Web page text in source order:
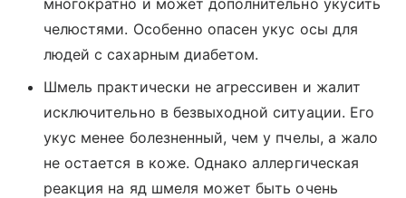
челюстями. Особенно опасен укус осы для
людей с сахарным диабетом.
Шмель практически не агрессивен и жалит
исключительно в безвыходной ситуации. Его
укус менее болезненный, чем у пчелы, а жало
не остается в коже. Однако аллергическая
реакция на яд шмеля может быть очень